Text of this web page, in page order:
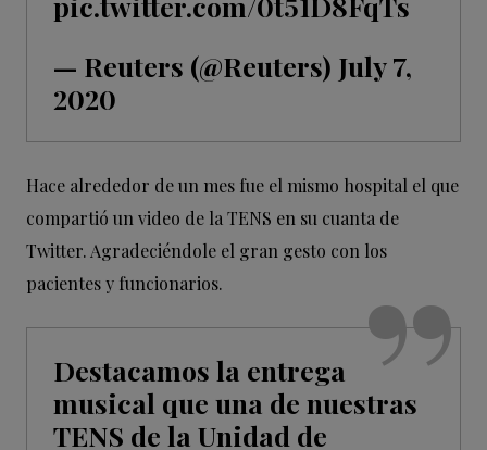
— Reuters (@Reuters) July 7,
2020
Hace alrededor de un mes fue el mismo hospital el que
compartió un video de la TENS en su cuanta de
Twitter. Agradeciéndole el gran gesto con los
pacientes y funcionarios.
Destacamos la entrega
musical que una de nuestras
TENS de la Unidad de